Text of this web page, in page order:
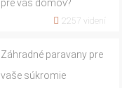
pre váš domov?
2257 videní
Záhradné paravany pre
vaše súkromie